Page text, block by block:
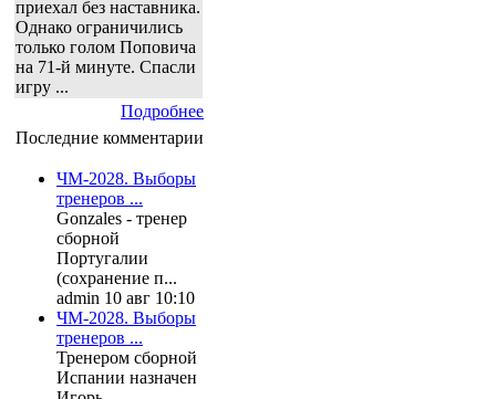
приехал без наставника.
Однако ограничились
только голом Поповича
на 71-й минуте. Спасли
игру ...
Подробнее
Последние комментарии
ЧМ-2028. Выборы
тренеров ...
Gonzales - тренер
сборной
Португалии
(сохранение п...
admin 10 авг 10:10
ЧМ-2028. Выборы
тренеров ...
Тренером сборной
Испании назначен